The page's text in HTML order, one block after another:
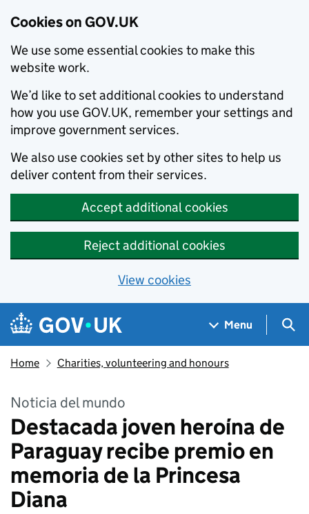
Cookies on GOV.UK
We use some essential cookies to make this
website work.
We’d like to set additional cookies to understand
how you use GOV.UK, remember your settings and
improve government services.
We also use cookies set by other sites to help us
deliver content from their services.
Accept additional cookies
Reject additional cookies
View cookies
Skip to main content
Navigation menu
Menu
Home Charities, volunteering and honours
Noticia del mundo
Destacada joven heroína de
Paraguay recibe premio en
memoria de la Princesa
Diana